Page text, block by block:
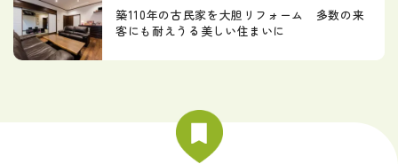
築110年の古民家を大胆リフォーム 多数の来
客にも耐えうる美しい住まいに